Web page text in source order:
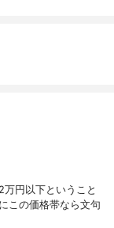
円以下ということ
この価格帯なら文句